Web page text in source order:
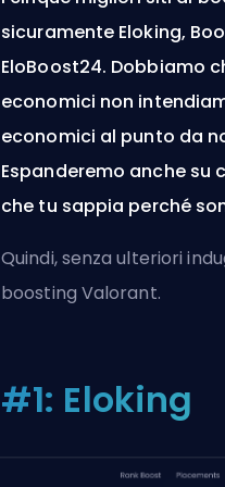
sicuramente Eloking,
EloBoost24. Dobbiamo
economici non
economici al punto da
Espanderemo anche su
che tu sappia perché
Quindi, senza ulteriori
boosting Valorant.
#1: Eloking